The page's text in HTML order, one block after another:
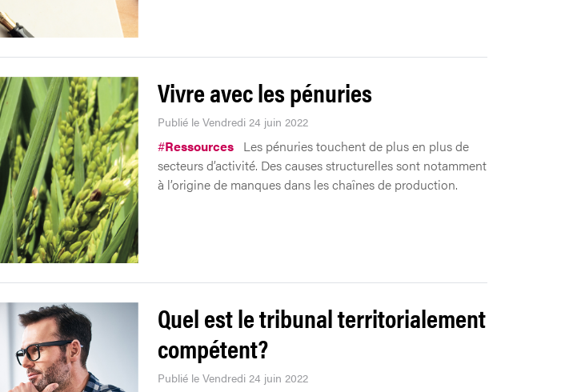
Vivre avec les pénuries
Publié le Vendredi 24 juin 2022
#Ressources Les pénuries touchent de plus en plus de
secteurs d’activité. Des causes structurelles sont notamment
à l’origine de manques dans les chaînes de production.
Quel est le tribunal territorialement
compétent?
Publié le Vendredi 24 juin 2022